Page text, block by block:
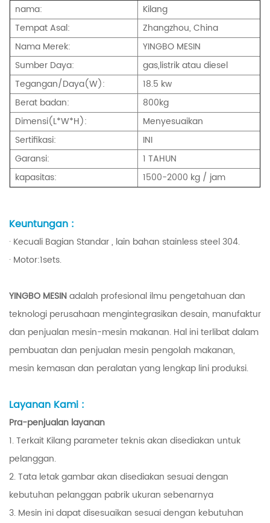
nama:
Kilang
Tempat Asal:
Zhangzhou, China
Nama Merek:
YINGBO MESIN
Sumber Daya:
gas,listrik atau diesel
Tegangan/Daya(W):
18.5 kw
Berat badan:
800kg
Dimensi(L*W*H):
Menyesuaikan
Sertifikasi:
INI
Garansi:
1 TAHUN
kapasitas:
1500-2000 kg / jam
Keuntungan :
· Kecuali Bagian Standar , lain bahan stainless steel 304.
· Motor:1sets.
YINGBO MESINadalah profesional ilmu pengetahuan dan
teknologi perusahaan mengintegrasikan desain, manufaktur
dan penjualan mesin-mesin makanan. Hal ini terlibat dalam
pembuatan dan penjualan mesin pengolah makanan,
mesin kemasan dan peralatan yang lengkap lini produksi.
Layanan Kami :
Pra-penjualan layanan
1. Terkait Kilang parameter teknis akan disediakan untuk
pelanggan.
2. Tata letak gambar akan disediakan sesuai dengan
kebutuhan pelanggan pabrik ukuran sebenarnya
3. Mesin ini dapat disesuaikan sesuai dengan kebutuhan